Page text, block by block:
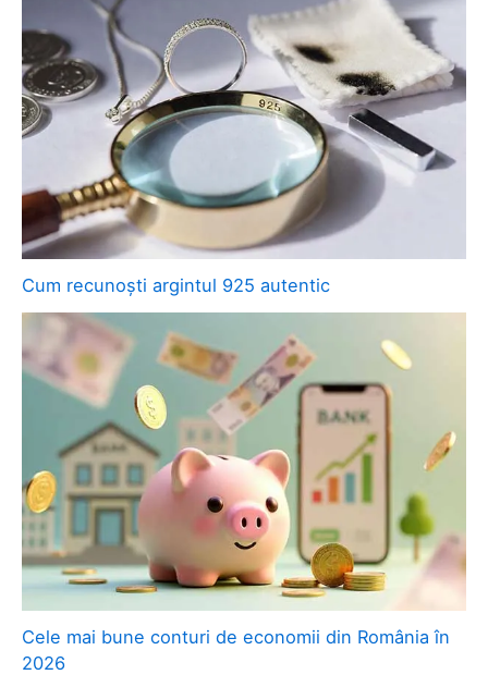
Cum recunoști argintul 925 autentic
Cele mai bune conturi de economii din România în
2026